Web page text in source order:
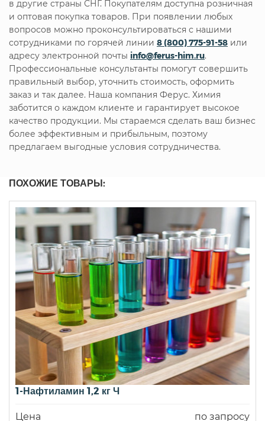
в другие страны СНГ. Покупателям доступна розничная
и оптовая покупка товаров. При появлении любых
вопросов можно проконсультироваться с нашими
сотрудниками по горячей линии 8 (800) 775-91-58 или
адресу электронной почты info@ferus-him.ru.
Профессиональные консультанты помогут совершить
правильный выбор, уточнить стоимость, оформить
заказ и так далее. Наша компания Ферус. Химия
заботится о каждом клиенте и гарантирует высокое
качество продукции. Мы стараемся сделать ваш бизнес
более эффективным и прибыльным, поэтому
предлагаем выгодные условия сотрудничества.
ПОХОЖИЕ ТОВАРЫ:
1-Нафтиламин 1,2 кг Ч
Цена по запросу